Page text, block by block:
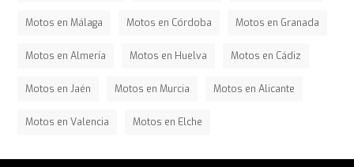
Motos en Málaga Motos en Córdoba Motos en Granada
Motos en Almería Motos en Huelva Motos en Cádiz
Motos en Jaén Motos en Murcia Motos en Alicante
Motos en Valencia Motos en Elche